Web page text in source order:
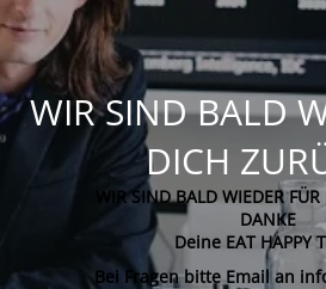
WIR SIND BALD
DICH
WIR SIND BALD WIEDER
DANKE
Deine EAT HAPPY
Bei Fragen bitte Email an